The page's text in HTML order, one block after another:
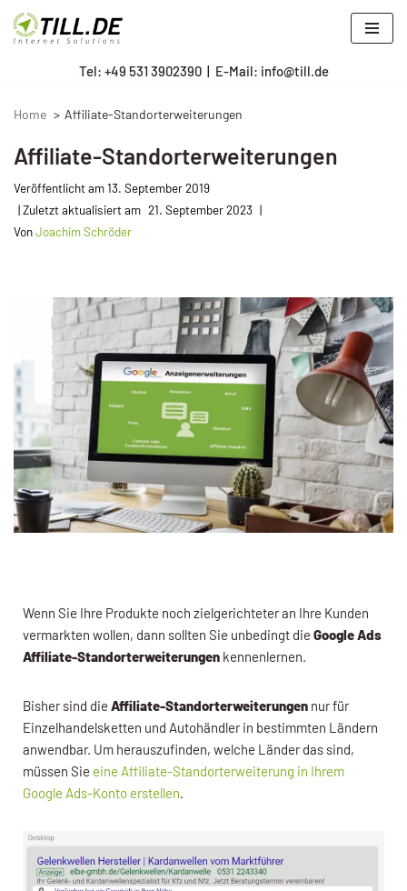
Zum
Tel: +49 531 3902390| E-Mail: info@till.de
Home Affiliate-Standorterweiterungen
Affiliate-Standorterweiterungen
Veröffentlicht am13. September 2019
21. September 2023
VonJoachim Schröder
Wenn Sie Ihre Produkte noch zielgerichteter an Ihre Kunden
vermarkten wollen, dann sollten Sie unbedingt die Google Ads
Affiliate-Standorterweiterungen kennenlernen.
Bisher sind die Affiliate-Standorterweiterungen nur für
Einzelhandelsketten und Autohändler in bestimmten Ländern
anwendbar. Um herauszufinden, welche Länder das sind,
müssen Sie eine Affiliate-Standorterweiterung in Ihrem
Google Ads-Konto erstellen.